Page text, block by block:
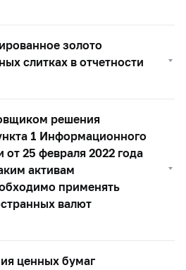
золото
слитках в отчетности
решения
1 Информационного
25 февраля 2022 года
активам
применять
валют
ценных бумаг